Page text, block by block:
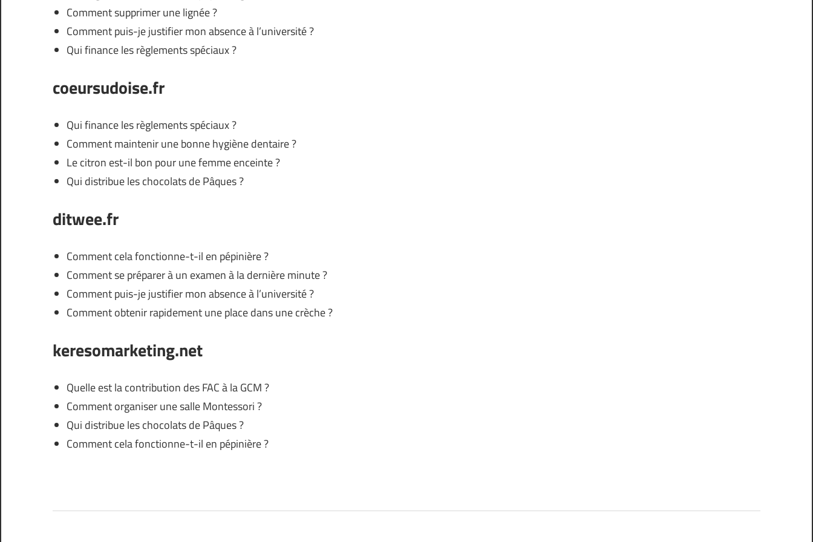
Comment supprimer une lignée ?
Comment puis-je justifier mon absence à l’université ?
Qui finance les règlements spéciaux ?
coeursudoise.fr
Qui finance les règlements spéciaux ?
Comment maintenir une bonne hygiène dentaire ?
Le citron est-il bon pour une femme enceinte ?
Qui distribue les chocolats de Pâques ?
ditwee.fr
Comment cela fonctionne-t-il en pépinière ?
Comment se préparer à un examen à la dernière minute ?
Comment puis-je justifier mon absence à l’université ?
Comment obtenir rapidement une place dans une crèche ?
keresomarketing.net
Quelle est la contribution des FAC à la GCM ?
Comment organiser une salle Montessori ?
Qui distribue les chocolats de Pâques ?
Comment cela fonctionne-t-il en pépinière ?